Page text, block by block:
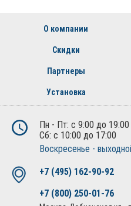
О компании
Скидки
Партнеры
Установка
Пн - Пт: с 9:00 до 19:00
Сб: с 10:00 до 17:00
Воскресенье -
+7 (495) 162-90-92
+7 (800) 250-01-76